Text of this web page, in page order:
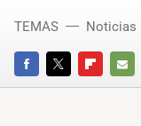
FACEBOOKTWITTERFLIPBOARD
E-
TEMAS Noticias